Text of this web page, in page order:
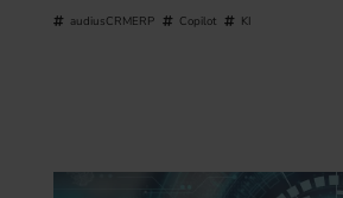
audiusCRMERP Copilot KI